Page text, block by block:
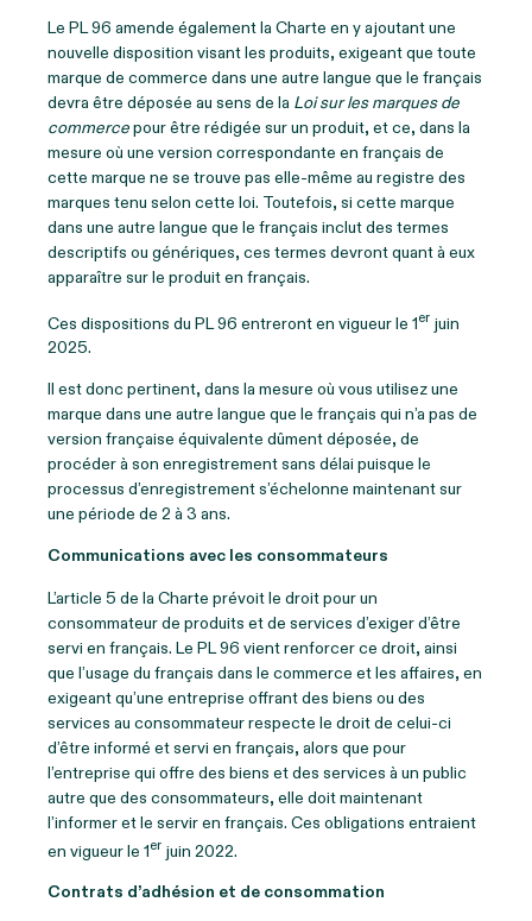
Le PL 96 amende également la Charte en y ajoutant une
nouvelle disposition visant les produits, exigeant que toute
marque de commerce dans une autre langue que le français
devra être déposée au sens de la Loi sur les marques de
commercepour être rédigée sur un produit, et ce, dans la
mesure où une version correspondante en français de
cette marque ne se trouve pas elle-même au registre des
marques tenu selon cette loi. Toutefois, si cette marque
dans une autre langue que le français inclut des termes
descriptifs ou génériques, ces termes devront quant à eux
apparaître sur le produit en français.
Ces dispositions du PL 96 entreront en vigueur le 1er juin
2025.
Il est donc pertinent, dans la mesure où vous utilisez une
marque dans une autre langue que le français qui n’a pas de
version française équivalente dûment déposée, de
procéder à son enregistrement sans délai puisque le
processus d’enregistrement s’échelonne maintenant sur
une période de 2 à 3 ans.
Communications avec les consommateurs
L’article 5 de la Charte prévoit le droit pour un
consommateur de produits et de services d’exiger d’être
servi en français. Le PL 96 vient renforcer ce droit, ainsi
que l’usage du français dans le commerce et les affaires, en
exigeant qu’une entreprise offrant des biens ou des
services au consommateur respecte le droit de celui-ci
d’être informé et servi en français, alors que pour
l’entreprise qui offre des biens et des services à un public
autre que des consommateurs, elle doit maintenant
l’informer et le servir en français. Ces obligations entraient
en vigueur le 1er juin 2022.
Contrats d’adhésion et de consommation